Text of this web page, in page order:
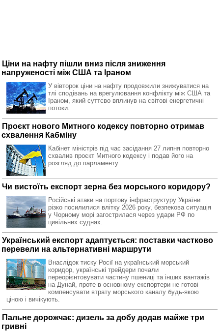
Ціни на нафту пішли вниз після зниження
напруженості між США та Іраном
У вівторок ціни на нафту продовжили знижуватися на
тлі сподівань на врегулювання конфлікту між США та
Іраном, який суттєво вплинув на світові енергетичні
потоки.
Проєкт нового Митного кодексу повторно отримав
схвалення Кабміну
Кабінет міністрів під час засідання 27 липня повторно
схвалив проєкт Митного кодексу і подав його на
розгляд до парламенту.
Чи вистоїть експорт зерна без морського коридору?
Російські атаки на портову інфраструктуру України
різко посилилися влітку 2026 року, безпекова ситуація
у Чорному морі загострилася через удари РФ по
цивільних суднах.
Український експорт адаптується: поставки частково
перевели на альтернативні маршрути
Внаслідок тиску Росії на український морський
коридор, українські трейдери почали
переорієнтовувати частину пшениці та інших вантажів
на Дунай, проте в основному експортери не готові
компенсувати втрату морського каналу будь-якою
ціною і вичікують.
Пальне дорожчає: дизель за добу додав майже три
гривні